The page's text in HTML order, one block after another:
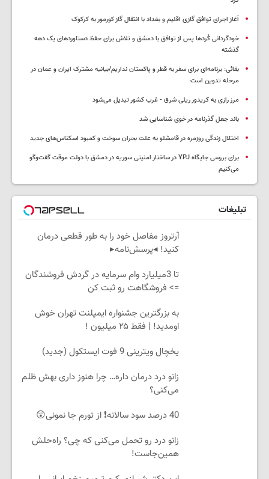
آغاز اجرای توافق گازی اقلیم و بغداد با انتقال گاز کورمور به کرکوک
خودگردانی کُردها پس از توافق با دمشق و تلاش برای حفظ دستاوردهای یک دهه
گذشته
بقائی: برنامه‌ای برای سفر به قطر و پاکستان نداریم/بیانیه مشترک ایران و عمان در
مرحله تدوین است
مرز رازی به کریدور ریلی شرق - غرب کشور تبدیل می‌شود
باند جعل گذرنامه در خوی شناسایی شد
اختلال زندگی روزمره در قامشلو به علت بحران سوخت و کمبود اسکناس‌های جدید
برای بررسی جایگاه YPJ در ساختار امنیتی سوریه در دمشق با دولت موقت گفت‌وگو
می‌کنیم
تبلیغات
آرتروز مفاصل خود را به طور قطعی درمان
کنید! ◂پرسش‌نامه▸
تا 3میلیارد وام سرمایه در گردش فروشندگان
=> فروشگاهت رو ثبت کن
به بزرگترین جشنواره ایمپلنت تهران خوش
اومدید! | فقط ۲۵ میلیون !
یخچال ویترینی 9 فوت ایستکول (جدید)
زانو درد درمان داره… چرا هنوز داری بهش ظلم
می‌کنی؟
40 درصد سود سالانه❗ از تورم جا نمونی😲
زانو درد رو تحمل می‌کنی که چی؟ راه‌حلش
همین‌جاست!